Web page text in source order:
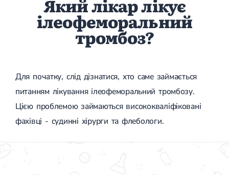
Який лікар лікує
ілеофеморальний
тромбоз?
Для початку, слід дізнатися, хто саме займається
питанням лікування ілеофеморальний тромбозу.
Цією проблемою займаються висококваліфіковані
фахівці - судинні хірурги та флебологи.